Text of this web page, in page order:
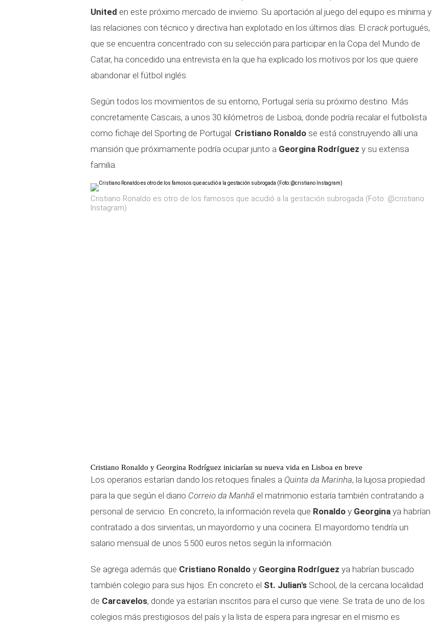
United en este próximo mercado de invierno. Su aportación al juego del equipo es mínima y
las relaciones con técnico y directiva han explotado en los últimos días. El crack portugués,
que se encuentra concentrado con su selección para participar en la Copa del Mundo de
Catar, ha concedido una entrevista en la que ha explicado los motivos por los que quiere
abandonar el fútbol inglés.
Según todos los movimientos de su entorno, Portugal sería su próximo destino. Más
concretamente Cascais, a unos 30 kilómetros de Lisboa, donde podría recalar el futbolista
como fichaje del Sporting de Portugal. Cristiano Ronaldo se está construyendo allí una
mansión que próximamente podría ocupar junto a Georgina Rodríguez y su extensa
familia.
Cristiano Ronaldo es otro de los famosos que acudió a la gestación subrogada (Foto: @cristiano
Instagram)
Cristiano Ronaldo y Georgina Rodríguez iniciarían su nueva vida en Lisboa en breve
Los operarios estarían dando los retoques finales a Quinta da Marinha, la lujosa propiedad
para la que según el diario Correio da Manhã el matrimonio estaría también contratando a
personal de servicio. En concreto, la información revela que Ronaldo y Georgina ya habrían
contratado a dos sirvientas, un mayordomo y una cocinera. El mayordomo tendría un
salario mensual de unos 5.500 euros netos según la información.
Se agrega además que Cristiano Ronaldo y Georgina Rodríguez ya habrían buscado
también colegio para sus hijos. En concreto el St. Julian's School, de la cercana localidad
de Carcavelos, donde ya estarían inscritos para el curso que viene. Se trata de uno de los
colegios más prestigiosos del país y la lista de espera para ingresar en el mismo es